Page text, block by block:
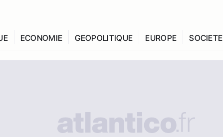
ECONOMIE GEOPOLITIQUE EUROPE SOCIETE